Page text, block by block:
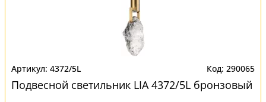
4372/5L 290065
Подвесной светильник LIA 4372/5L бронзовый